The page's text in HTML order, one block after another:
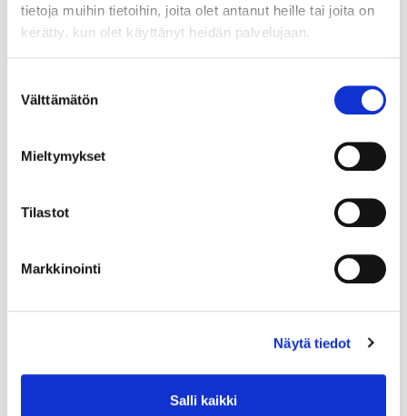
tietoja muihin tietoihin, joita olet antanut heille tai joita on
kerätty, kun olet käyttänyt heidän palvelujaan.
valinta
Välttämätön
Mieltymykset
Tilastot
Markkinointi
Näytä tiedot
Salli kaikki